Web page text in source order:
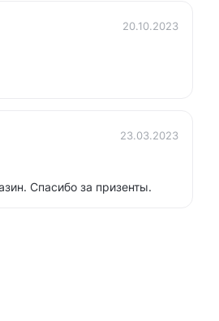
20.10.2023
23.03.2023
Спасибо за призенты.